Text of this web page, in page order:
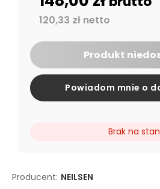
Producent: NEILSEN
120,33 zł netto
Produkt
Powiadom mnie o
Brak na